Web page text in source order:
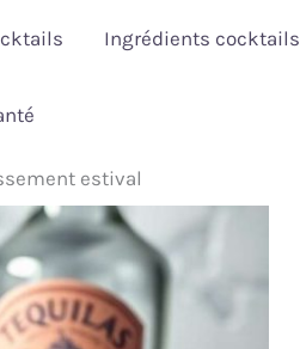
Ingrédients cocktails
estival